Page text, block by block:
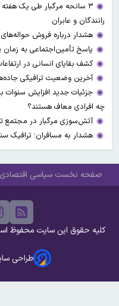
۳ سانحه مرگبار طی یک هفته
رانندگان و عابران
هشدار درباره فروش
پاسخ تأمین‌اجتماعی به زمان
کشف بقایای انسانی در
آخرین وضعیت ترافیکی
جزئیات جدید افزایش سنوات
چه افرادی معاف هستند؟
آتش‌سوزی مرگبار در مجتمع
هشدار به مسافران؛ ترافیک
صفحه نخست سیاسی اقتصادی
کلیه حقوق این سایت محفوظ
طراحی